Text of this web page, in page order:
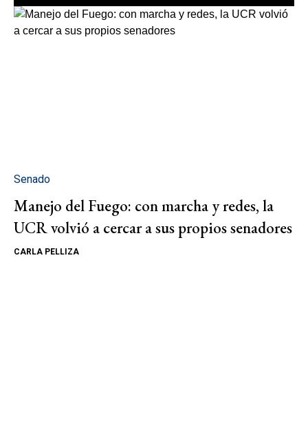
Senado
Manejo del Fuego: con marcha y redes, la
UCR volvió a cercar a sus propios senadores
CARLA PELLIZA